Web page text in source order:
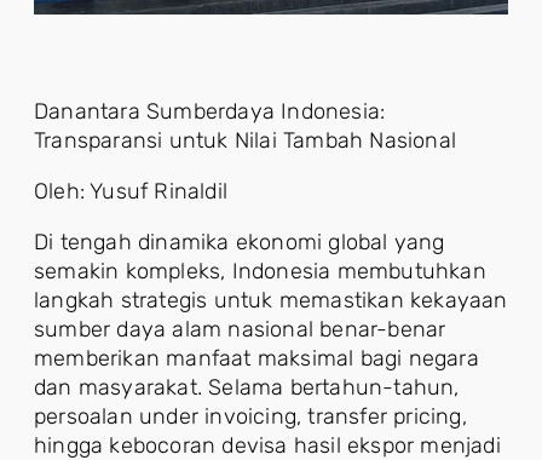
Danantara Sumberdaya Indonesia:
Transparansi untuk Nilai Tambah Nasional
Oleh: Yusuf Rinaldil
Di tengah dinamika ekonomi global yang
semakin kompleks, Indonesia membutuhkan
langkah strategis untuk memastikan kekayaan
sumber daya alam nasional benar-benar
memberikan manfaat maksimal bagi negara
dan masyarakat. Selama bertahun-tahun,
persoalan under invoicing, transfer pricing,
hingga kebocoran devisa hasil ekspor menjadi